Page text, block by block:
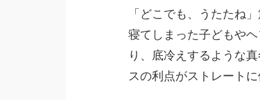
「どこでも、うたたね
寝てしまった子どもや
り、底冷えするような
スの利点がストレートに